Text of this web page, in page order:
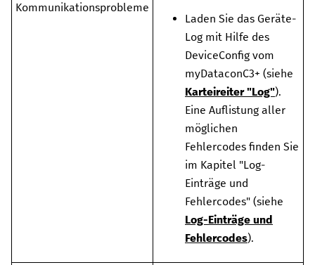
Kommunikationsprobleme
Laden Sie das Geräte-
Log mit Hilfe des
DeviceConfig vom
myDataconC3+ (siehe
Karteireiter "Log").
Eine Auflistung aller
möglichen
Fehlercodes finden Sie
im Kapitel "Log-
Einträge und
Fehlercodes" (siehe
Log-Einträge und
Fehlercodes).